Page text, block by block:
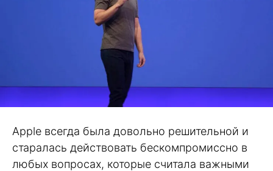
Apple всегда была довольно решительной и
старалась действовать бескомпромиссно в
любых вопросах, которые считала важными